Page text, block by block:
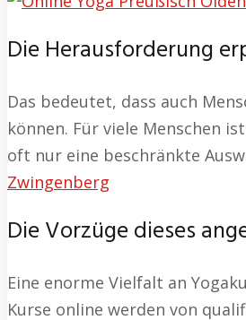
Die Herausforderung
Das bedeutet, dass auch
können. Für viele Menschen
oft nur eine beschränkte
Zwingenberg
Die Vorzüge dieses
Eine enorme Vielfalt an
Kurse online werden von